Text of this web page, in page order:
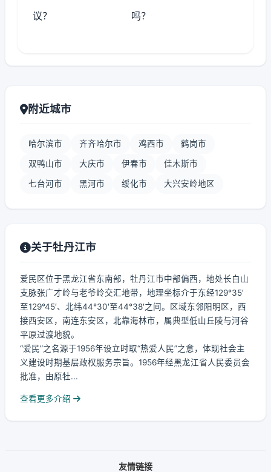
议？ 吗？
附近城市
哈尔滨市 齐齐哈尔市 鸡西市 鹤岗市
双鸭山市 大庆市 伊春市 佳木斯市
七台河市 黑河市 绥化市 大兴安岭地区
关于牡丹江市
爱民区位于黑龙江省东南部，牡丹江市中部偏西，地处长白山
支脉张广才岭与老爷岭交汇地带，地理坐标介于东经129°35′
至129°45′、北纬44°30′至44°38′之间。区域东邻阳明区，西
接西安区，南连东安区，北靠海林市，属典型低山丘陵与河谷
平原过渡地貌。
“爱民”之名源于1956年设立时取“热爱人民”之意，体现社会主
义建设时期基层政权服务宗旨。1956年经黑龙江省人民委员会
批准，由原牡...
查看更多介绍
友情链接